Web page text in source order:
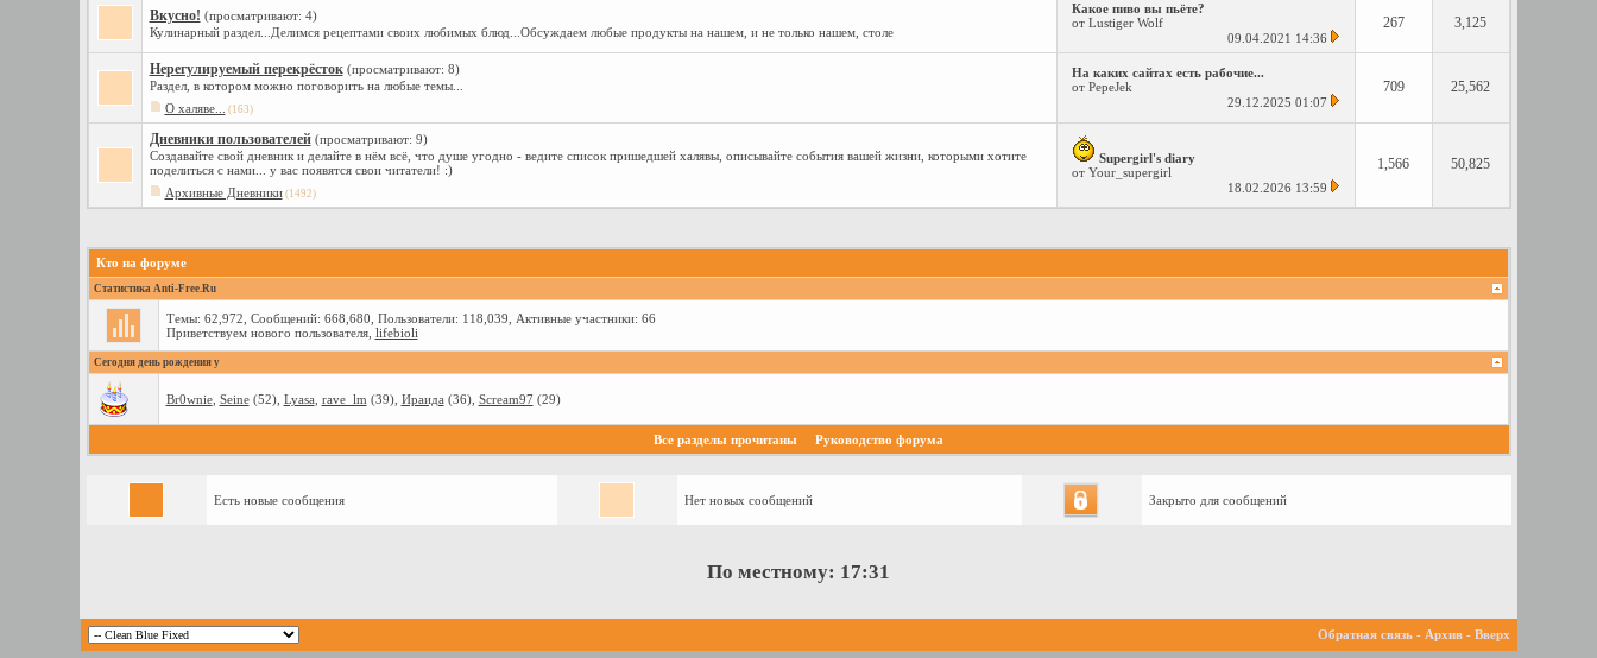
Вкусно! (просматривают: 4)
Кулинарный раздел...Делимся рецептами своих любимых блюд...Обсуждаем любые продукты на нашем, и не только нашем, столе
Какое пиво вы пьёте?
от Lustiger Wolf
09.04.2021 14:36
267 3,125
Нерегулируемый перекрёсток (просматривают: 8)
Раздел, в котором можно поговорить на любые темы...
О халяве...
(163)
На каких сайтах есть рабочие...
от PepeJek
29.12.2025 01:07
709 25,562
Дневники пользователей (просматривают: 9)
Создавайте свой дневник и делайте в нём всё, что душе угодно - ведите список пришедшей халявы, описывайте события вашей жизни, которыми хотите
поделиться с нами... у вас появятся свои читатели! :)
Архивные Дневники(1492)
Supergirl's diary
от Your_supergirl
18.02.2026 13:59
1,566 50,825
Кто на форуме
Статистика Anti-Free.Ru
Темы: 62,972, Сообщений: 668,680, Пользователи: 118,039,
Активные участники: 66
Приветствуем нового пользователя, lifebioli
Сегодня день рождения у
Br0wnie, Seine (52), Lyasa rave_lm (39), Ираида (36), Scream97 (29)
Все разделы прочитаны Руководство форума
Есть новые сообщения Нет новых сообщений Закрыто для сообщений
По местному: 17:31
Обратная связь- Архив- Вверх